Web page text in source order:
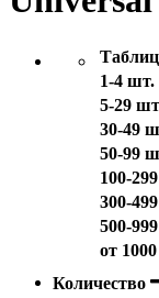
1-4 шт.
5-29
30-49
50-99
100-
300-
500-
от
Количество